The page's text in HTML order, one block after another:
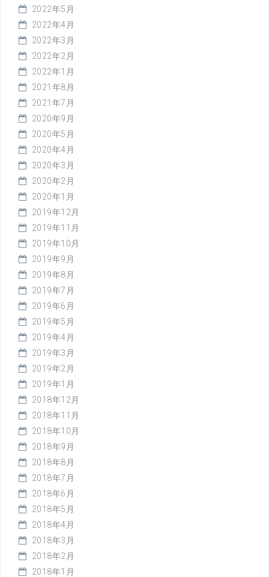
2022年5月
2022年4月
2022年3月
2022年2月
2022年1月
2021年8月
2021年7月
2020年9月
2020年5月
2020年4月
2020年3月
2020年2月
2020年1月
2019年12月
2019年11月
2019年10月
2019年9月
2019年8月
2019年7月
2019年6月
2019年5月
2019年4月
2019年3月
2019年2月
2019年1月
2018年12月
2018年11月
2018年10月
2018年9月
2018年8月
2018年7月
2018年6月
2018年5月
2018年4月
2018年3月
2018年2月
2018年1月